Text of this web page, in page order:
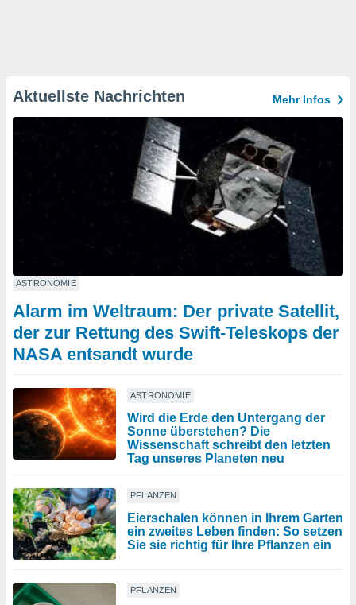
Aktuellste Nachrichten Mehr Infos
ASTRONOMIE
Alarm im Weltraum: Der private Satellit,
der zur Rettung des Swift-Teleskops der
NASA entsandt wurde
ASTRONOMIE
Wird die Erde den Untergang der
Sonne überstehen? Die
Wissenschaft schreibt den letzten
Tag unseres Planeten neu
PFLANZEN
Eierschalen können in Ihrem Garten
ein zweites Leben finden: So setzen
Sie sie richtig für Ihre Pflanzen ein
PFLANZEN